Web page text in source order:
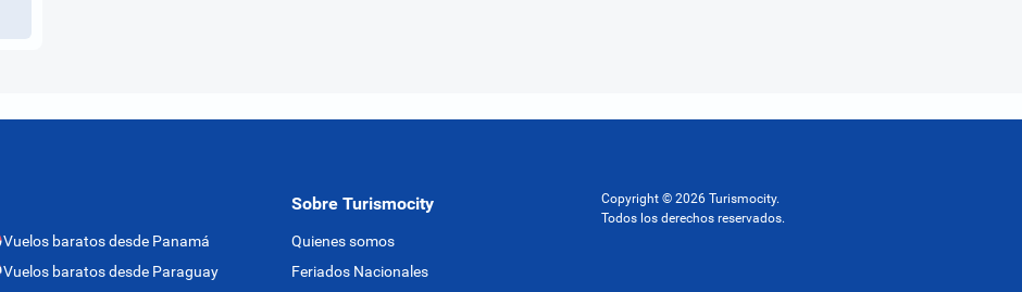
Vuelos baratos desde Panamá
Vuelos baratos desde Paraguay
Sobre Turismocity
Quienes somos
Feriados Nacionales
Copyright © 2026 Turismocity.
Todos los derechos reservados.